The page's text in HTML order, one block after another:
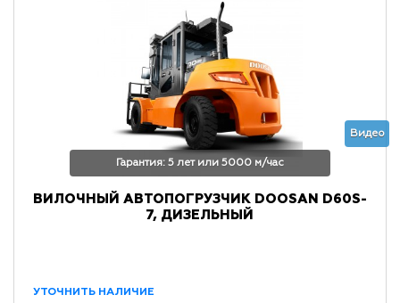
Видео
Гарантия: 5 лет или 5000 м/час
ВИЛОЧНЫЙ АВТОПОГРУЗЧИК DOOSAN D60S-
7, ДИЗЕЛЬНЫЙ
УТОЧНИТЬ НАЛИЧИЕ